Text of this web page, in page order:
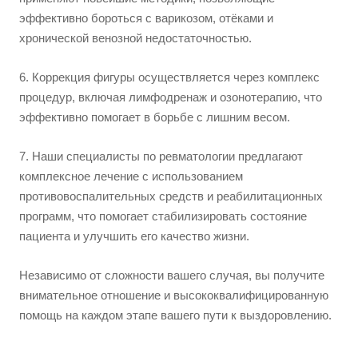
эффективно бороться с варикозом, отёками и
хронической венозной недостаточностью.
6. Коррекция фигуры осуществляется через комплекс
процедур, включая лимфодренаж и озонотерапию, что
эффективно помогает в борьбе с лишним весом.
7. Наши специалисты по ревматологии предлагают
комплексное лечение с использованием
противовоспалительных средств и реабилитационных
программ, что помогает стабилизировать состояние
пациента и улучшить его качество жизни.
Независимо от сложности вашего случая, вы получите
внимательное отношение и высококвалифицированную
помощь на каждом этапе вашего пути к выздоровлению.